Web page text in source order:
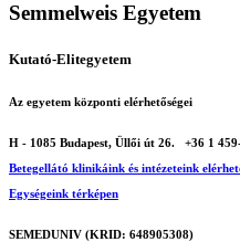
Semmelweis Egyetem
Kutató-Elitegyetem
Az egyetem központi elérhetőségei
H - 1085 Budapest, Üllői út 26.
+36 1
Betegellátó klinikáink és intézeteink
Egységeink térképen
SEMEDUNIV (KRID: 648905308)